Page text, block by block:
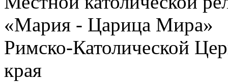
«Мария - Царица Мира»
Римско-Католической
края